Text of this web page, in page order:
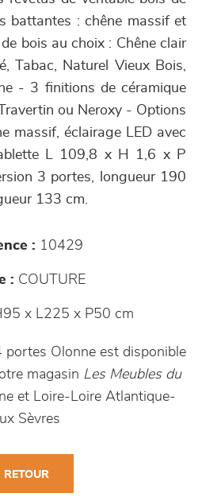
battantes : chêne massif et
bois au choix : Chêne clair
Tabac, Naturel Vieux Bois,
- 3 finitions de céramique
ou Neroxy - Options
massif, éclairage LED avec
L 109,8 x H 1,6 x P
3 portes, longueur 190
133 cm.
: 10429
: COUTURE
x L225 x P50 cm
portes Olonne est disponible
magasin Les Meubles du
et Loire-Loire Atlantique-
Sèvres
RETOUR